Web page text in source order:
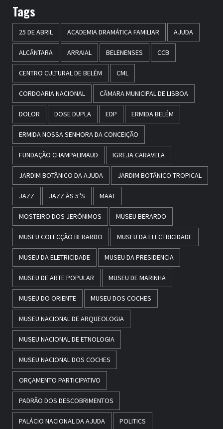
Tags
25 DE ABRIL ACADEMIA DRAMÁTICA FAMILIAR AJUDA
ALCÂNTARA ARRAIAL BELENENSES CCB
CENTRO CULTURAL DE BELÉM CML
CORDOARIA NACIONAL CÂMARA MUNICIPAL DE LISBOA
DOLOR DOSE DUPLA EDP ERMIDA BELÉM
ERMIDA NOSSA SENHORA DA CONCEIÇÃO
FUNDAÇÃO CHAMPALIMAUD IGREJA CARAVELA
JARDIM BOTÂNICO DA AJUDA JARDIM BOTÂNICO TROPICAL
JAZZ JAZZ ÀS 5ªS MAAT
MOSTEIRO DOS JERÓNIMOS MUSEU BERARDO
MUSEU COLECÇÃO BERARDO MUSEU DA ELECTRICIDADE
MUSEU DA ELETRICIDADE MUSEU DA PRESIDENCIA
MUSEU DE ARTE POPULAR MUSEU DE MARINHA
MUSEU DO ORIENTE MUSEU DOS COCHES
MUSEU NACIONAL DE ARQUEOLOGIA
MUSEU NACIONAL DE ETNOLOGIA
MUSEU NACIONAL DOS COCHES
ORÇAMENTO PARTICIPATIVO
PADRÃO DOS DESCOBRIMENTOS
PALÁCIO NACIONAL DA AJUDA POLITICS